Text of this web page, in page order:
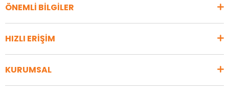
ÖNEMLİ BİLGİLER
HIZLI ERİŞİM
KURUMSAL